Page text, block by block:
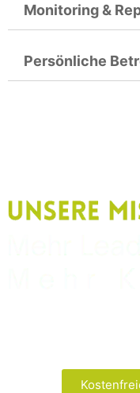
Monitoring &
Persönliche